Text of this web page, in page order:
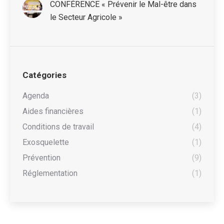
CONFÉRENCE « Prévenir le Mal-être dans
le Secteur Agricole »
Catégories
Agenda
(3)
Aides financières
(1)
Conditions de travail
(4)
Exosquelette
(1)
Prévention
(9)
Réglementation
(1)